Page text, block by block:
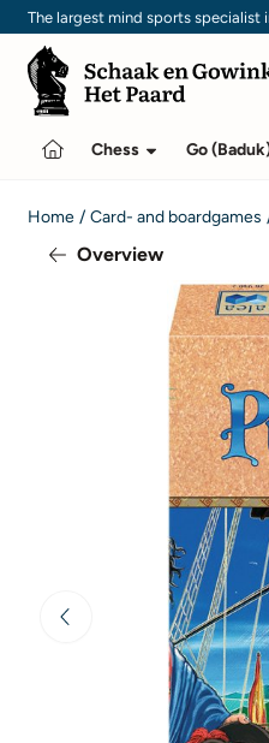
Cookie preferences are
The largest mind sports specialist
Chess Go
Home / Card- and boardgames
Overview